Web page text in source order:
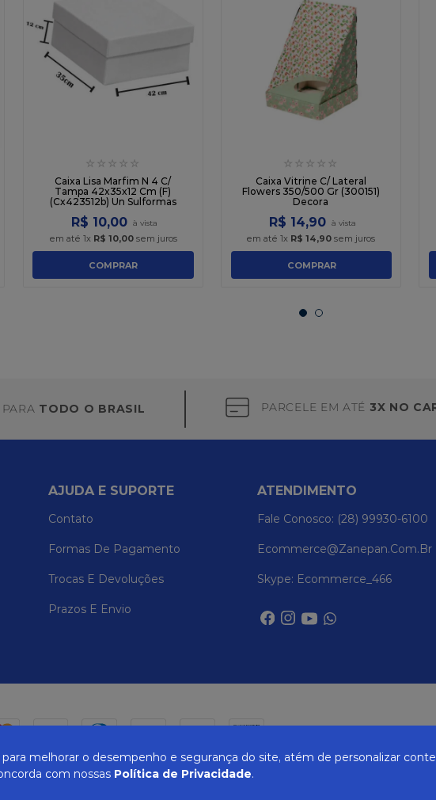
☆ ☆ ☆ ☆ ☆
Caixa Lisa Marfim N 4 C/
Tampa 42x35x12 Cm (F)
(Cx423512b) Un Sulformas
R$ 10,00
em até 1x R$ 10,00sem juros
COMPRAR
☆ ☆ ☆ ☆ ☆
Caixa Vitrine C/ Lateral
Flowers 350/500 Gr (300151)
Decora
R$ 14,90
em até1x R$ 14,90 sem juros
COMPRAR
TODO O BRASIL PARCELE EM ATÉ 3X NO
AJUDA E SUPORTE
Contato
Formas De Pagamento
Trocas E Devoluções
Prazos E Envio
ATENDIMENTO
Fale Conosco: (28) 99930-6100
Ecommerce@zanepan.com.br
Skype: Ecommerce_466
melhorar o desempenho e segurança do site, atém de personalizar
com nossas Política de Privacidade.